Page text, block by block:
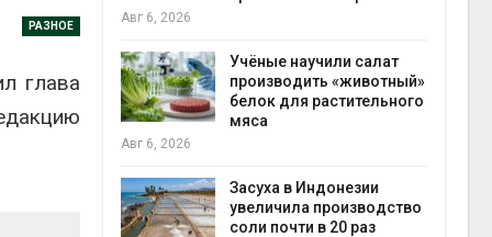
РАЗНОЕ
глава
Авг 6, 2026
Учёные научили салат
производить «животный»
белок для растительного
мяса
Авг 6, 2026
Засуха в Индонезии
увеличила производство
соли почти в 20 раз